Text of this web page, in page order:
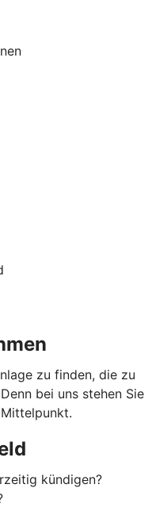
zu finden, die zu
bei uns stehen Sie
kündigen?